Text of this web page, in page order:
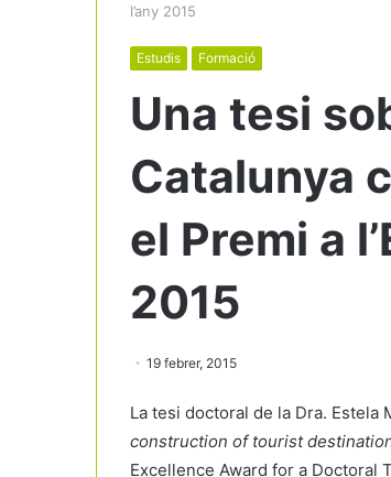
l’any 2015
Estudis Formació
Una tesi
Catalunya
el Premi a
2015
19 febrer, 2015
La tesi doctoral de la Dra. Estela
construction of tourist
Excellence Award for a Doctoral